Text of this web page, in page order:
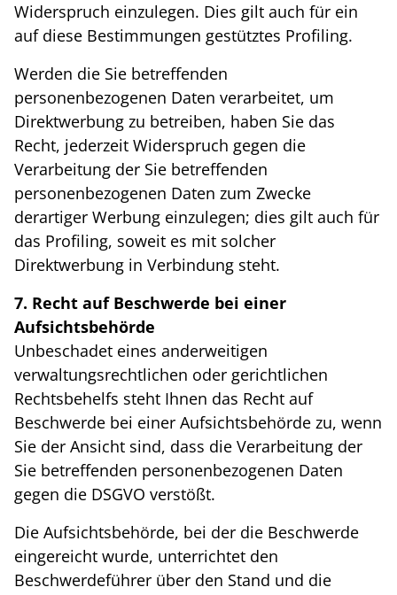
Widerspruch einzulegen. Dies gilt auch für ein
auf diese Bestimmungen gestütztes Profiling.
Werden die Sie betreffenden
personenbezogenen Daten verarbeitet, um
Direktwerbung zu betreiben, haben Sie das
Recht, jederzeit Widerspruch gegen die
Verarbeitung der Sie betreffenden
personenbezogenen Daten zum Zwecke
derartiger Werbung einzulegen; dies gilt auch für
das Profiling, soweit es mit solcher
Direktwerbung in Verbindung steht.
7. Recht auf Beschwerde bei einer
Aufsichtsbehörde
Unbeschadet eines anderweitigen
verwaltungsrechtlichen oder gerichtlichen
Rechtsbehelfs steht Ihnen das Recht auf
Beschwerde bei einer Aufsichtsbehörde zu, wenn
Sie der Ansicht sind, dass die Verarbeitung der
Sie betreffenden personenbezogenen Daten
gegen die DSGVO verstößt.
Die Aufsichtsbehörde, bei der die Beschwerde
eingereicht wurde, unterrichtet den
Beschwerdeführer über den Stand und die